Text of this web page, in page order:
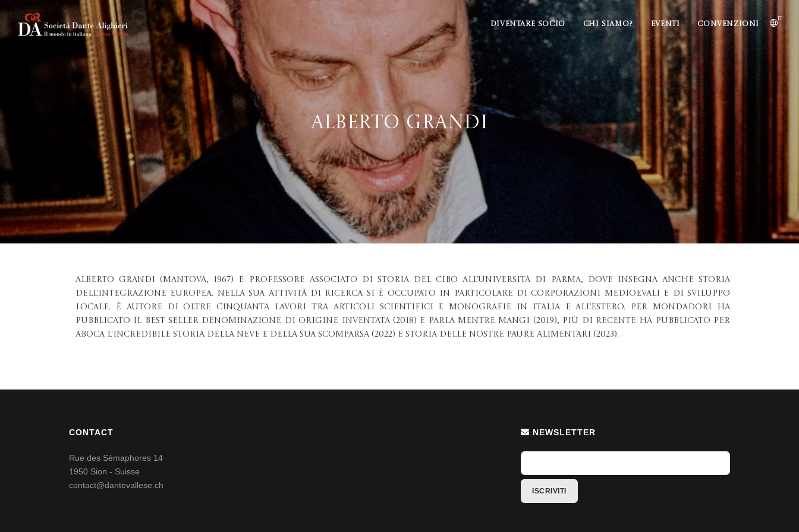
it
DIVENTARE SOCIO CHI SIAMO? EVENTI CONVENZIONI
Alberto Grandi
Alberto Grandi (Mantova, 1967) è professore associato di Storia del Cibo all’Università di Parma, dove insegna anche Storia
dell’Integrazione Europea. Nella sua attività di ricerca si è occupato in particolare di Corporazioni Medioevali e di sviluppo
locale. È autore di oltre cinquanta lavori tra articoli scientifici e monografie in Italia e all’estero. Per Mondadori ha
pubblicato il best seller Denominazione di Origine Inventata (2018) e Parla mentre mangi (2019), più di recente ha pubblicato per
Aboca L'incredibile storia della neve e della sua scomparsa (2022) e Storia delle nostre paure alimentari (2023).
CONTACT
Rue des Sémaphores 14
1950 Sion - Suisse
contact@dantevallese.ch
NEWSLETTER